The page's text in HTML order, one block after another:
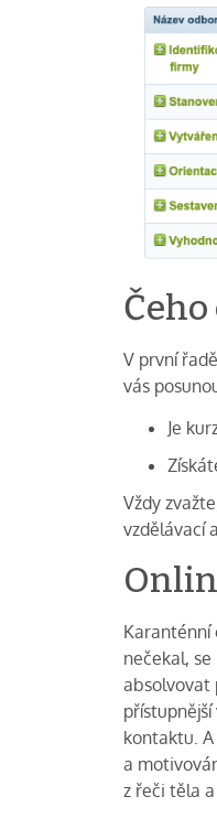
V první
vás
Je
Vždy
vzdělávací
Karanténní
nečekal,
absolvovat
kontaktu.
a
z řeči těla